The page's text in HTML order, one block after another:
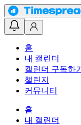
홈
내 캘린더
캘린더 구독하기
챌린지
커뮤니티
홈
내 캘린더